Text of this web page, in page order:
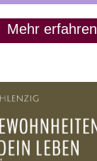
Mehr erfahren